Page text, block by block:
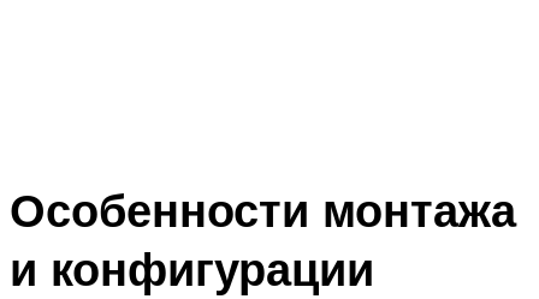
Особенности монтажа
и конфигурации